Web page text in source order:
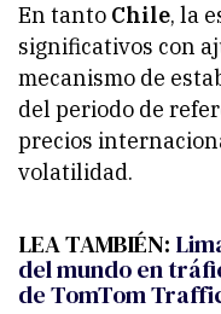
En tanto Chile, la
significativos con
mecanismo de
del periodo de
precios
volatilidad.
LEA TAMBIÉN:
del mundo en
de TomTom